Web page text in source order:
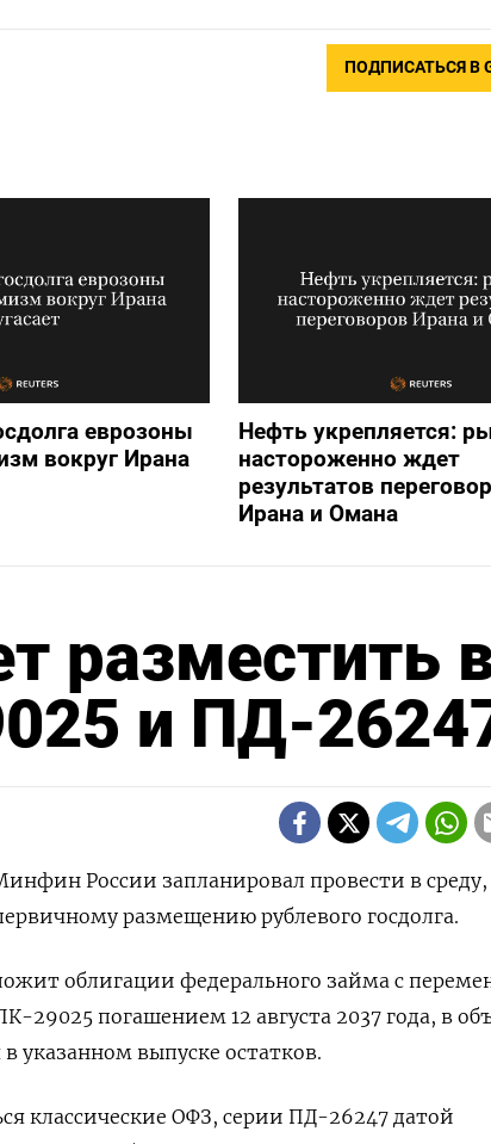
ПОДПИСАТЬСЯ В
еврозоны
вокруг Ирана
Нефть укрепляется:
настороженно ждет
результатов
Ирана и Омана
разместить
и ПД-
России запланировал провести в среду,
размещению рублевого госдолга.
облигации федерального займа с
29025 погашением 12 августа 2037 года, в
указанном выпуске остатков.
классические ОФЗ, серии ПД-26247 датой